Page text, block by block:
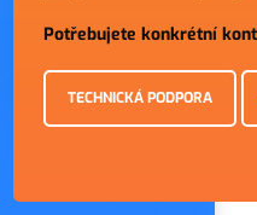
Potřebujete konkrétní
TECHNICKÁ PODPORA